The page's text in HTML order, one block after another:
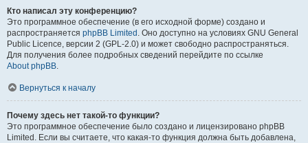
Кто написал эту конференцию?
Это программное обеспечение (в его исходной форме) создано и
распространяется phpBB Limited . Оно доступно на условиях GNU General
Public Licence, версии 2 (GPL-2.0) и может свободно распространяться.
Для получения более подробных сведений перейдите по ссылке
About phpBB.
Вернуться к началу
Почему здесь нет такой-то функции?
Это программное обеспечение было создано и лицензировано phpBB
Limited. Если вы считаете, что какая-то функция должна быть добавлена,